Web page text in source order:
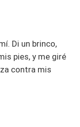
Di un brinco,
pies, y me giré
contra mis